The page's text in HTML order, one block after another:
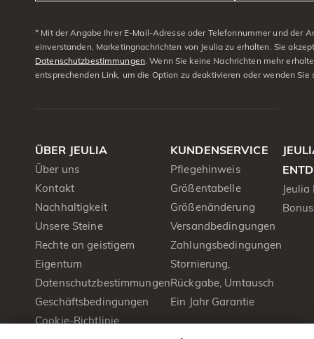
* Mit der Angabe Ihrer E-Mail-Adresse oder Telefonnummer und der
einverstanden, Marketingnachrichten von Jeulia zu erhalten. Sie
Datenschutzbestimmungen. Wenn Sie keine Nachrichten mehr
entsprechenden Link, um die Option zu deaktivieren oder wenden Sie
ÜBER JEULIA
Über uns
Kontakt
Nachhaltigkeit
Unsere Steine
Rechte an geistigem
Eigentum
Datenschutzbestimmungen
Geschäftsbedingungen
Cookie-Richtlinie
KUNDENSERVICE
Pflegehinweis
Größentabelle
Größenänderung
Versandbedingungen
Zahlungsbedingungen
Stornierung,
Rückgabe, Umtausch
Ein Jahr Garantie
Jeulia